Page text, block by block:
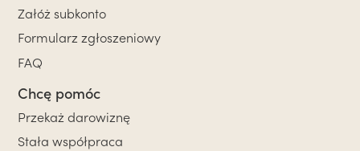
Załóż subkonto
Formularz zgłoszeniowy
FAQ
Chcę pomóc
Przekaż darowiznę
Stała współpraca